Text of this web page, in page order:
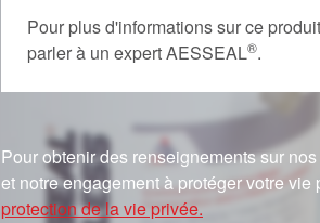
Pour plus d'informations sur ce
parler à un expert AESSEAL®.
Pour obtenir des renseignements sur
et notre engagement à protéger votre vie
protection de la vie privée.